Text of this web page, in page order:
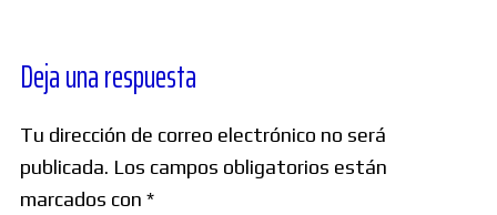
Deja una respuesta
Tu dirección de correo electrónico no será
publicada. Los campos obligatorios están
marcados con *